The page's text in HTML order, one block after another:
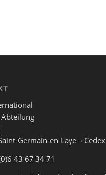
Abteilung
Germain-en-Laye – Cedex
43 67 34 71